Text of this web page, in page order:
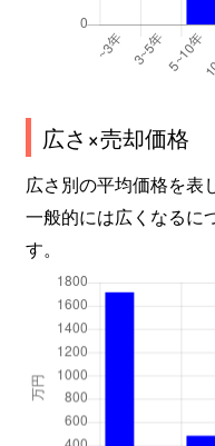
広さ×売却価格
広さ別の平均価格を表
一般的には広くなるに
す。